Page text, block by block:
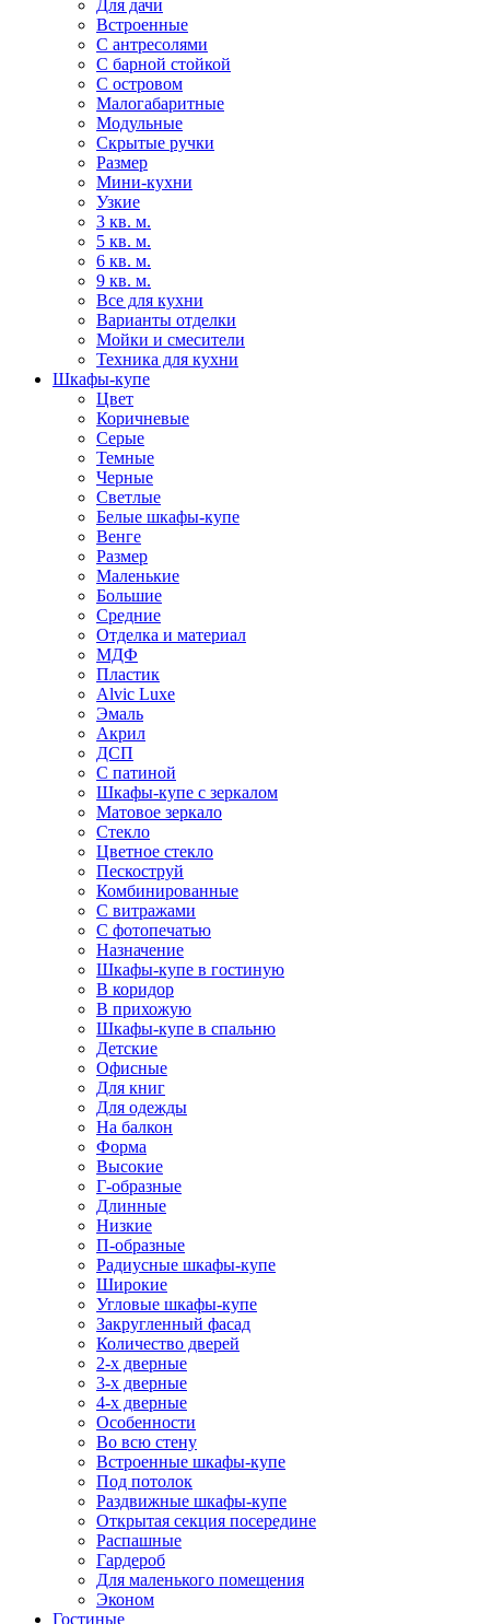
Для дачи
Встроенные
С антресолями
С барной стойкой
С островом
Малогабаритные
Модульные
Скрытые ручки
Размер
Мини-кухни
Узкие
3 кв. м.
5 кв. м.
6 кв. м.
9 кв. м.
Все для кухни
Варианты отделки
Мойки и смесители
Техника для кухни
Шкафы-купе
Цвет
Коричневые
Серые
Темные
Черные
Светлые
Белые шкафы-купе
Венге
Размер
Маленькие
Большие
Средние
Отделка и материал
МДФ
Пластик
Alvic Luxe
Эмаль
Акрил
ДСП
С патиной
Шкафы-купе с зеркалом
Матовое зеркало
Стекло
Цветное стекло
Пескоструй
Комбинированные
С витражами
С фотопечатью
Назначение
Шкафы-купе в гостиную
В коридор
В прихожую
Шкафы-купе в спальню
Детские
Офисные
Для книг
Для одежды
На балкон
Форма
Высокие
Г-образные
Длинные
Низкие
П-образные
Радиусные шкафы-купе
Широкие
Угловые шкафы-купе
Закругленный фасад
Количество дверей
2-х дверные
3-х дверные
4-х дверные
Особенности
Во всю стену
Встроенные шкафы-купе
Под потолок
Раздвижные шкафы-купе
Открытая секция посередине
Распашные
Гардероб
Для маленького помещения
Эконом
Гостиные